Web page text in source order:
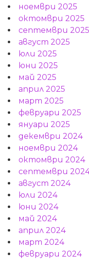
ноември 2025
октомври 2025
септември 2025
август 2025
юли 2025
юни 2025
май 2025
април 2025
март 2025
февруари 2025
януари 2025
декември 2024
ноември 2024
октомври 2024
септември
август 2024
юли 2024
юни 2024
май 2024
април 2024
март 2024
февруари 2024